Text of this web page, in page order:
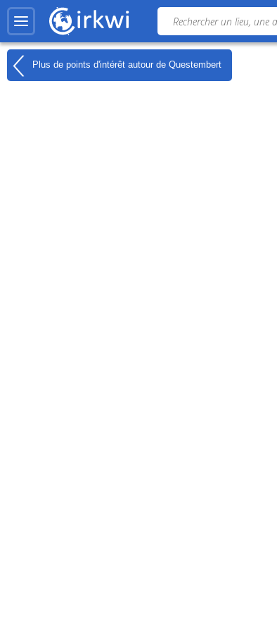
Plus de points d'intérêt autour de Questembert